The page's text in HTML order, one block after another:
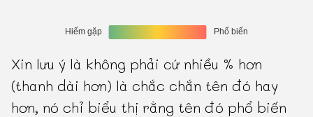
Xin lưu ý là không phải cứ nhiều % hơn
(thanh dài hơn) là chắc chắn tên đó hay
hơn, nó chỉ biểu thị rằng tên đó phổ biến